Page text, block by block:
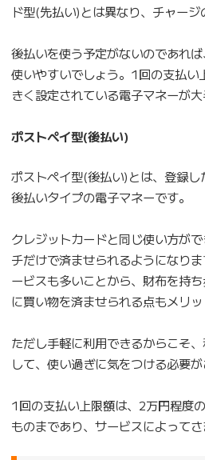
ド型(先払い)とは異なり、チャージ
後払いを使う予定がないのであれ
使いやすいでしょう。1回の支払
きく設定されている電子マネーが大
ポストペイ型(後払い)
ポストペイ型(後払い)とは、登録
後払いタイプの電子マネーです。
クレジットカードと同じ使い方が
チだけで済ませられるようになり
ービスも多いことから、財布を持
に買い物を済ませられる点もメリッ
ただし手軽に利用できるからこそ
して、使い過ぎに気をつける必要が
1回の支払い上限額は、2万円程度
ものまであり、サービスによってさ